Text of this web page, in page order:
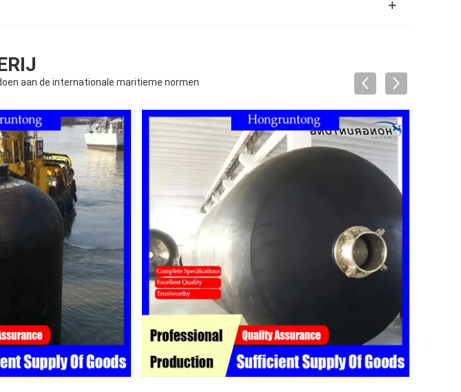
aan de internationale maritieme normen